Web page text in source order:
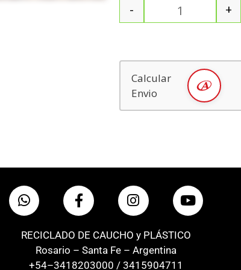
- +
Calcular
Envio
RECICLADO DE CAUCHO y PLÁSTICO
Rosario – Santa Fe – Argentina
+54–3418203000 / 3415904711